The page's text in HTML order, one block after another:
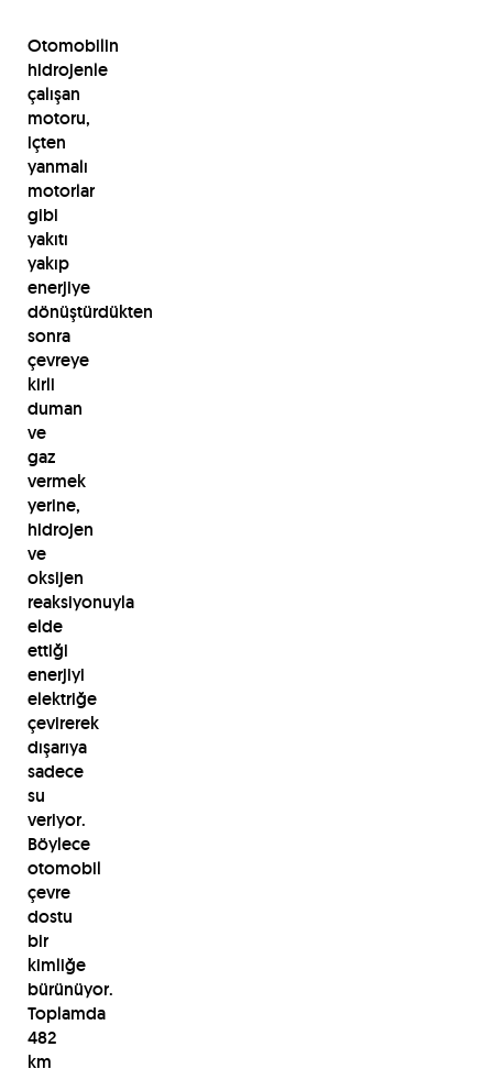
Otomobilin
hidrojenle
çalışan
motoru,
içten
yanmalı
motorlar
gibi
yakıtı
yakıp
enerjiye
dönüştürdükten
sonra
çevreye
kirli
duman
ve
gaz
vermek
yerine,
hidrojen
ve
oksijen
reaksiyonuyla
elde
ettiği
enerjiyi
elektriğe
çevirerek
dışarıya
sadece
su
veriyor.
Böylece
otomobil
çevre
dostu
bir
kimliğe
bürünüyor.
Toplamda
482
km